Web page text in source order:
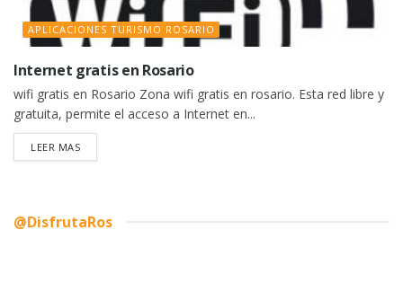
APLICACIONES TURISMO ROSARIO
Internet gratis en Rosario
wifi gratis en Rosario Zona wifi gratis en rosario. Esta red libre y
gratuita, permite el acceso a Internet en...
LEER MASDETAILS
@DisfrutaRos